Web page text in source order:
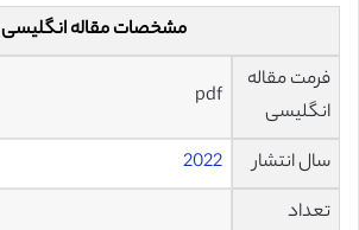
مشخصات مقاله انگلیسی
فرمت مقاله
انگلیسی
pdf
سال انتشار
2022
تعداد